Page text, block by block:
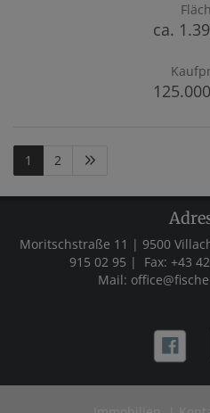
ca.
1 2
Moritschstraße 11 | 9500
915 02 95 |
Fax: +43
Mail: